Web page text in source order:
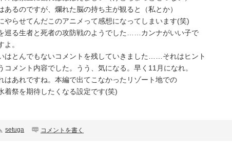
あるのですが、爛れた脳の持ち主が観ると（私とか）
やらせてんだこのアニメって感想になってしまいます(笑)
巡る生者と死者の攻防戦のようでした……カンナがいい子で
よ。
はとんでもないコメントを残していきました……それはヒント
コメント内容でした。うう、気になる。早く11月になれ。
はあれですね。本編で出てこなかったリゾート地での
着祭を期待したくなる設定です(笑)
setuga コメントを書く